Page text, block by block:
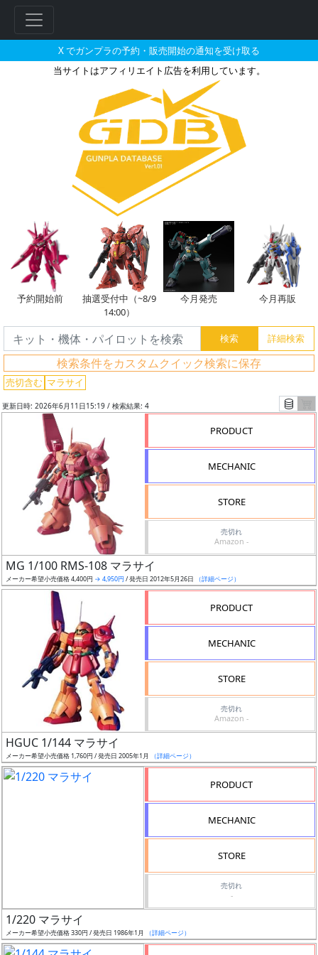
X でガンプラの予約・販売開始の通知を受け取る
当サイトはアフィリエイト広告を利用しています。
マラサイのガンプラの販売・再
予約開始前
抽選受付中（~8/9
14:00）
今月発売 今月再販
検索条件をカスタムクイック検索に保存
売切含む マラサイ
ー
索
グ
ー
ル
シ
リ
ー
ズ・
状
況
更新日時: 2026年6月11日15:19 / 検索結果: 4
PRODUCT
MECHANIC
STORE
売切れ
Amazon -
MG 1/100 RMS-108 マラサイ
メーカー希望小売価格 4,400円 → 4,950円 / 発売日 2012年5月26日 （詳細ページ）
PRODUCT
MECHANIC
STORE
売切れ
Amazon -
HGUC 1/144 マラサイ
メーカー希望小売価格 1,760円 / 発売日 2005年1月 （詳細ページ）
PRODUCT
MECHANIC
STORE
売切れ
-
1/220 マラサイ
メーカー希望小売価格 330円 / 発売日 1986年1月 （詳細ページ）